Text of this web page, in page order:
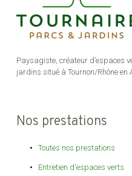
Paysagiste, créateur d’espaces
jardins situé à Tournon/Rhône en
Nos prestations
Toutes nos prestations
Entretien d'espaces verts